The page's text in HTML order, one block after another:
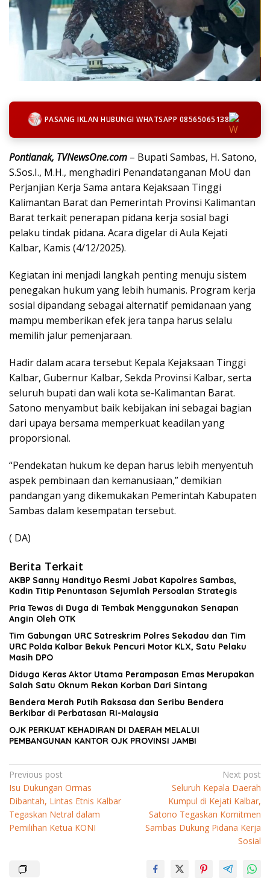
PASANG IKLAN HUBUNGI WHATSAPP 08565065138
Pontianak, TVNewsOne.com – Bupati Sambas, H. Satono,
S.Sos.I., M.H., menghadiri Penandatanganan MoU dan
Perjanjian Kerja Sama antara Kejaksaan Tinggi
Kalimantan Barat dan Pemerintah Provinsi Kalimantan
Barat terkait penerapan pidana kerja sosial bagi
pelaku tindak pidana. Acara digelar di Aula Kejati
Kalbar, Kamis (4/12/2025).
Kegiatan ini menjadi langkah penting menuju sistem
penegakan hukum yang lebih humanis. Program kerja
sosial dipandang sebagai alternatif pemidanaan yang
mampu memberikan efek jera tanpa harus selalu
memilih jalur pemenjaraan.
Hadir dalam acara tersebut Kepala Kejaksaan Tinggi
Kalbar, Gubernur Kalbar, Sekda Provinsi Kalbar, serta
seluruh bupati dan wali kota se-Kalimantan Barat.
Satono menyambut baik kebijakan ini sebagai bagian
dari upaya bersama memperkuat keadilan yang
proporsional.
“Pendekatan hukum ke depan harus lebih menyentuh
aspek pembinaan dan kemanusiaan,” demikian
pandangan yang dikemukakan Pemerintah Kabupaten
Sambas dalam kesempatan tersebut.
( DA)
Berita Terkait
AKBP Sanny Handityo Resmi Jabat Kapolres Sambas,
Kadin Titip Penuntasan Sejumlah Persoalan Strategis
Pria Tewas di Duga di Tembak Menggunakan Senapan
Angin Oleh OTK
Tim Gabungan URC Satreskrim Polres Sekadau dan Tim
URC Polda Kalbar Bekuk Pencuri Motor KLX, Satu Pelaku
Masih DPO
Diduga Keras Aktor Utama Perampasan Emas Merupakan
Salah Satu Oknum Rekan Korban Dari Sintang
Bendera Merah Putih Raksasa dan Seribu Bendera
Berkibar di Perbatasan RI-Malaysia
OJK PERKUAT KEHADIRAN DI DAERAH MELALUI
PEMBANGUNAN KANTOR OJK PROVINSI JAMBI
Navigasi
pos
Previous post
Isu Dukungan Ormas
Dibantah, Lintas Etnis Kalbar
Tegaskan Netral dalam
Pemilihan Ketua KONI
Next post
Seluruh Kepala Daerah
Kumpul di Kejati Kalbar,
Satono Tegaskan Komitmen
Sambas Dukung Pidana Kerja
Sosial